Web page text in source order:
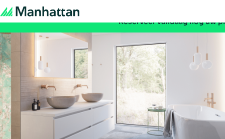
Reserveer vandaag nog uw